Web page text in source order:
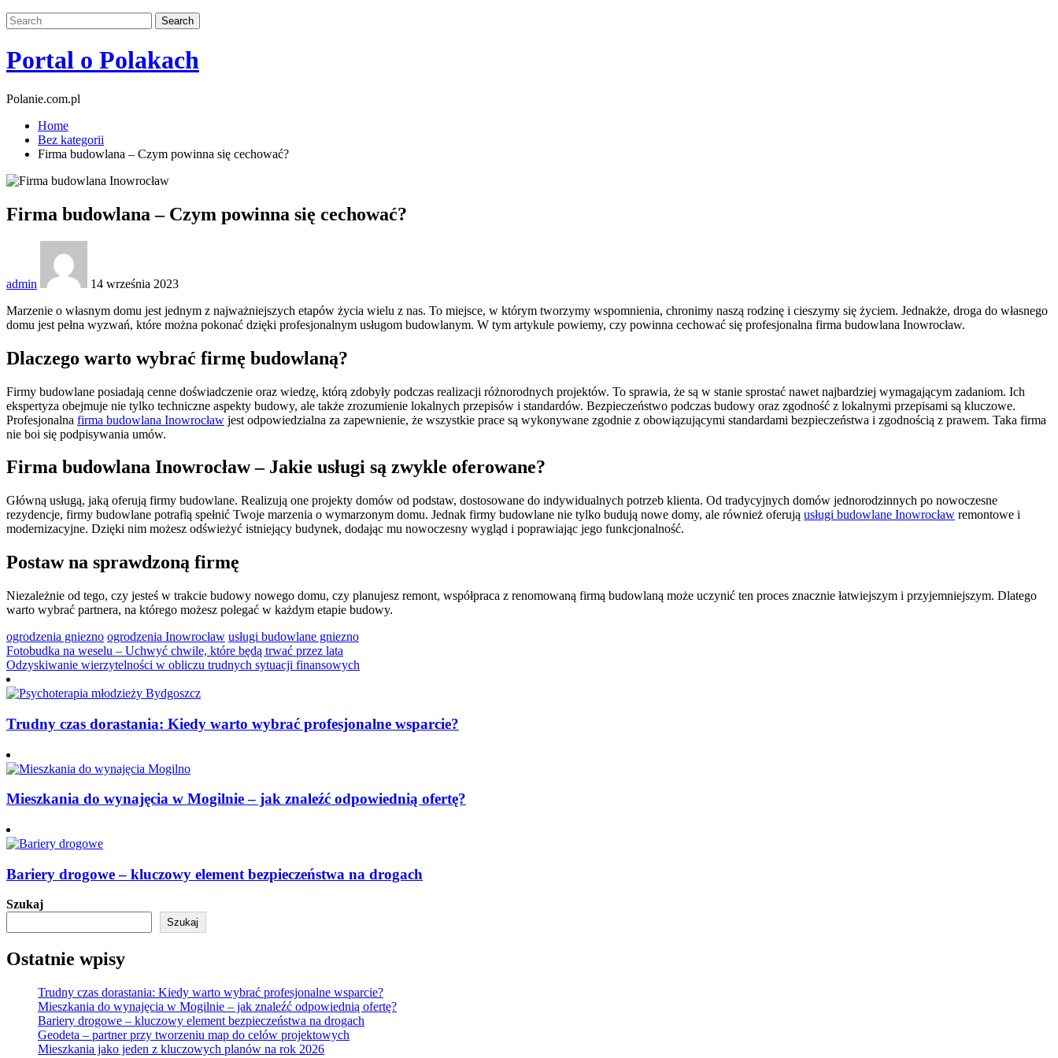
Portal o Polakach
Polanie.com.pl
Home
Bez kategorii
Firma budowlana – Czym powinna się cechować?
Firma budowlana – Czym powinna się cechować?
admin
14 września 2023
Marzenie o własnym domu jest jednym z najważniejszych etapów życia wielu z nas. To miejsce, w którym tworzymy wspomnienia, chronimy naszą rodzinę i cieszymy się życiem. Jednakże, droga do własnego
domu jest pełna wyzwań, które można pokonać dzięki profesjonalnym usługom budowlanym. W tym artykule powiemy, czy powinna cechować się profesjonalna firma budowlana Inowrocław.
Dlaczego warto wybrać firmę budowlaną?
Firmy budowlane posiadają cenne doświadczenie oraz wiedzę, którą zdobyły podczas realizacji różnorodnych projektów. To sprawia, że są w stanie sprostać nawet najbardziej wymagającym zadaniom. Ich
ekspertyza obejmuje nie tylko techniczne aspekty budowy, ale także zrozumienie lokalnych przepisów i standardów. Bezpieczeństwo podczas budowy oraz zgodność z lokalnymi przepisami są kluczowe.
Profesjonalna firma budowlana Inowrocław jest odpowiedzialna za zapewnienie, że wszystkie prace są wykonywane zgodnie z obowiązującymi standardami bezpieczeństwa i zgodnością z prawem. Taka firma
nie boi się podpisywania umów.
Firma budowlana Inowrocław – Jakie usługi są zwykle oferowane?
Główną usługą, jaką oferują firmy budowlane. Realizują one projekty domów od podstaw, dostosowane do indywidualnych potrzeb klienta. Od tradycyjnych domów jednorodzinnych po nowoczesne
rezydencje, firmy budowlane potrafią spełnić Twoje marzenia o wymarzonym domu. Jednak firmy budowlane nie tylko budują nowe domy, ale również oferują usługi budowlane Inowrocław remontowe i
modernizacyjne. Dzięki nim możesz odświeżyć istniejący budynek, dodając mu nowoczesny wygląd i poprawiając jego funkcjonalność.
Postaw na sprawdzoną firmę
Niezależnie od tego, czy jesteś w trakcie budowy nowego domu, czy planujesz remont, współpraca z renomowaną firmą budowlaną może uczynić ten proces znacznie łatwiejszym i przyjemniejszym. Dlatego
warto wybrać partnera, na którego możesz polegać w każdym etapie budowy.
ogrodzenia gniezno ogrodzenia Inowrocław usługi budowlane gniezno
Nawigacja
wpisu
Fotobudka na weselu – Uchwyć chwile, które będą trwać przez lata
Odzyskiwanie wierzytelności w obliczu trudnych sytuacji finansowych
Trudny czas dorastania: Kiedy warto wybrać profesjonalne wsparcie?
Mieszkania do wynajęcia w Mogilnie – jak znaleźć odpowiednią ofertę?
Bariery drogowe – kluczowy element bezpieczeństwa na drogach
Szukaj
Szukaj
Ostatnie wpisy
Trudny czas dorastania: Kiedy warto wybrać profesjonalne wsparcie?
Mieszkania do wynajęcia w Mogilnie – jak znaleźć odpowiednią ofertę?
Bariery drogowe – kluczowy element bezpieczeństwa na drogach
Geodeta – partner przy tworzeniu map do celów projektowych
Mieszkania jako jeden z kluczowych planów na rok 2026